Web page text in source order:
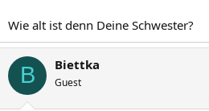
Wie alt ist denn Deine Schwester?
B Biettka
Guest